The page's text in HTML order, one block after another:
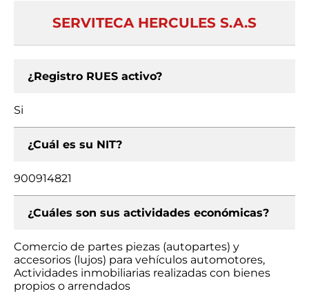
SERVITECA HERCULES S.A.S
¿Registro RUES activo?
Si
¿Cuál es su NIT?
900914821
¿Cuáles son sus actividades económicas?
Comercio de partes piezas (autopartes) y
accesorios (lujos) para vehículos automotores,
Actividades inmobiliarias realizadas con bienes
propios o arrendados